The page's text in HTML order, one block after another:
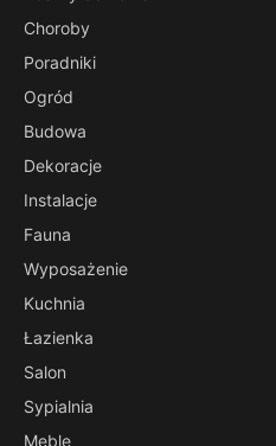
Choroby
Poradniki
Ogród
Budowa
Dekoracje
Instalacje
Fauna
Wyposażenie
Kuchnia
Łazienka
Salon
Sypialnia
Meble